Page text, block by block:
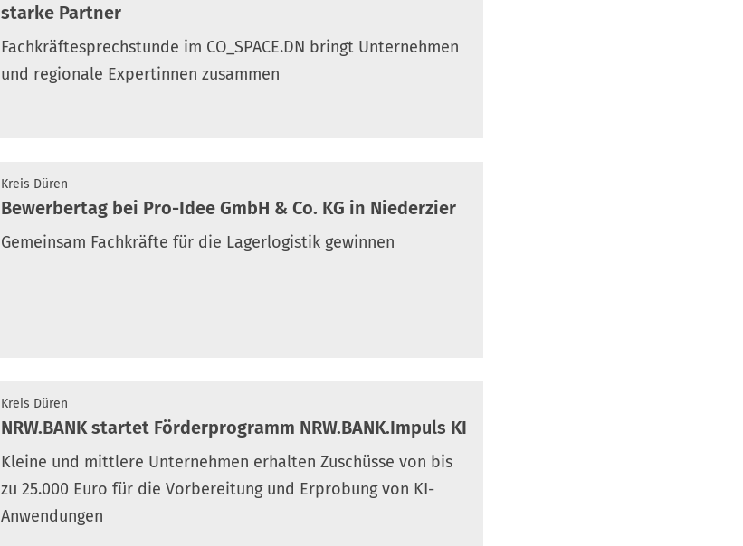
starke Partner
Fachkräftesprechstunde im CO_SPACE.DN bringt Unternehmen
und regionale Expertinnen zusammen
Kreis Düren
Bewerbertag bei Pro-Idee GmbH & Co. KG in Niederzier
Gemeinsam Fachkräfte für die Lagerlogistik gewinnen
Kreis Düren
NRW.BANK startet Förderprogramm NRW.BANK.Impuls KI
Kleine und mittlere Unternehmen erhalten Zuschüsse von bis
zu 25.000 Euro für die Vorbereitung und Erprobung von KI-
Anwendungen